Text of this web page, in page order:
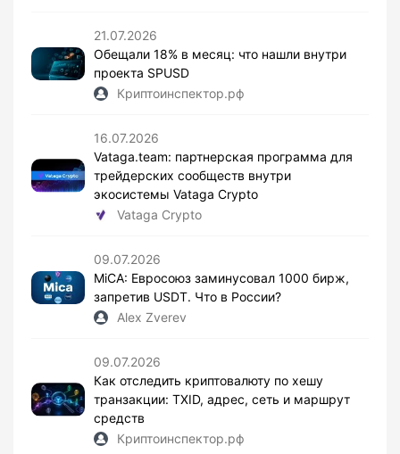
21.07.2026
Обещали 18% в месяц: что нашли внутри
проекта SPUSD
Криптоинспектор.рф
16.07.2026
Vataga.team: партнерская программа для
трейдерских сообществ внутри
экосистемы Vataga Crypto
Vataga Crypto
09.07.2026
MiCA: Евросоюз заминусовал 1000 бирж,
запретив USDT. Что в России?
Alex Zverev
09.07.2026
Как отследить криптовалюту по хешу
транзакции: TXID, адрес, сеть и маршрут
средств
Криптоинспектор.рф